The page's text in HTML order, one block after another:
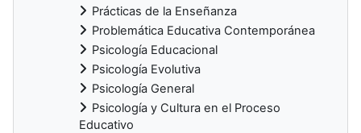
Prácticas de la Enseñanza
Problemática Educativa Contemporánea
Psicología Educacional
Psicología Evolutiva
Psicología General
Psicología y Cultura en el Proceso
Educativo